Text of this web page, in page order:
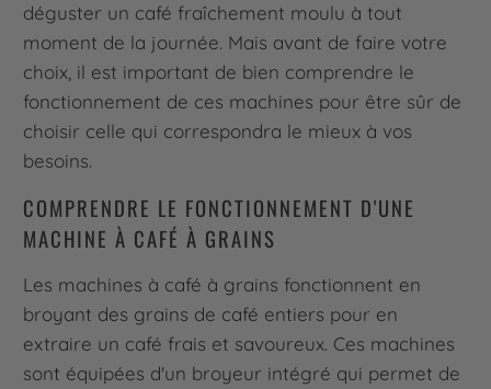
déguster un café fraîchement moulu à tout
moment de la journée. Mais avant de faire votre
choix, il est important de bien comprendre le
fonctionnement de ces machines pour être sûr de
choisir celle qui correspondra le mieux à vos
besoins.
COMPRENDRE LE FONCTIONNEMENT D'UNE
MACHINE À CAFÉ À GRAINS
Les machines à café à grains fonctionnent en
broyant des grains de café entiers pour en
extraire un café frais et savoureux. Ces machines
sont équipées d'un broyeur intégré qui permet de